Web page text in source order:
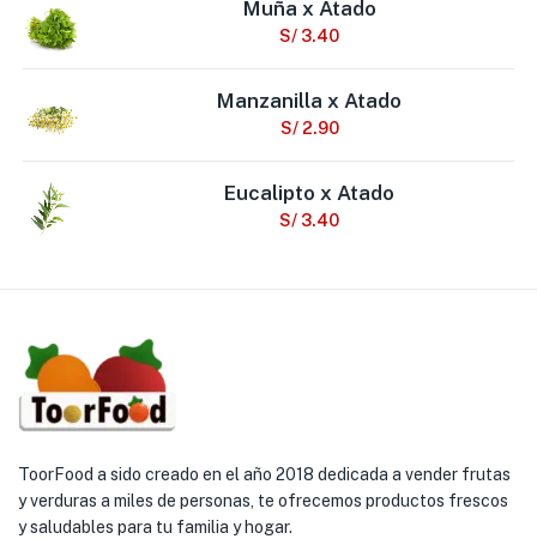
Muña x Atado
S/ 3.40
Manzanilla x Atado
S/2.90
Eucalipto x Atado
S/ 3.40
ToorFood a sido creado en el año 2018 dedicada a vender frutas
y verduras a miles de personas, te ofrecemos productos frescos
y saludables para tu familia y hogar.